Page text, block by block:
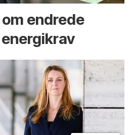
endrede